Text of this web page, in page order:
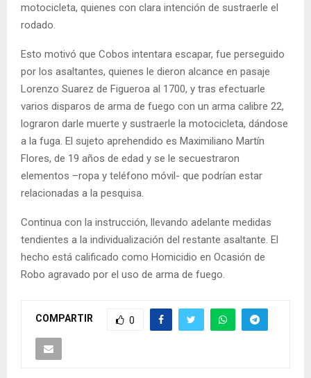
motocicleta, quienes con clara intención de sustraerle el
rodado.
Esto motivó que Cobos intentara escapar, fue perseguido
por los asaltantes, quienes le dieron alcance en pasaje
Lorenzo Suarez de Figueroa al 1700, y tras efectuarle
varios disparos de arma de fuego con un arma calibre 22,
lograron darle muerte y sustraerle la motocicleta, dándose
a la fuga. El sujeto aprehendido es Maximiliano Martín
Flores, de 19 años de edad y se le secuestraron
elementos –ropa y teléfono móvil- que podrían estar
relacionadas a la pesquisa.
Continua con la instrucción, llevando adelante medidas
tendientes a la individualización del restante asaltante. El
hecho está calificado como Homicidio en Ocasión de
Robo agravado por el uso de arma de fuego.
COMPARTIR 0